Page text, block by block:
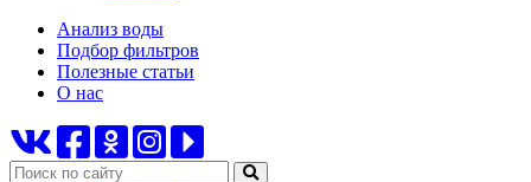
Анализ воды
Подбор фильтров
Полезные статьи
О нас